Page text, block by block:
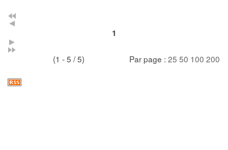
1
(1 - 5 / 5) Par page : 25 50 100 200